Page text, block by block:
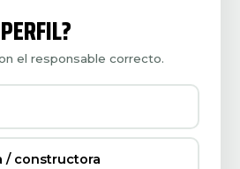
el responsable correcto.
/ constructora